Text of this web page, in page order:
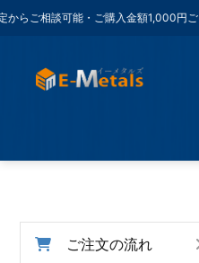
ご相談可能・ご購入金額1,000円ごとに
ご注文の流れ